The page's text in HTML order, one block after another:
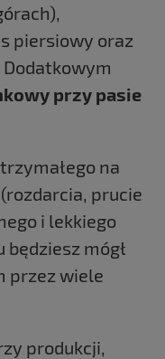
piersiowy oraz
przy pasie
na
prucie
i lekkiego
będziesz mógł
przez wiele
produkcji,